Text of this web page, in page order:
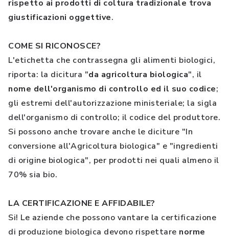
rispetto ai prodotti di coltura tradizionale trova
giustificazioni oggettive.
COME SI RICONOSCE?
L'etichetta che contrassegna gli alimenti biologici,
riporta: la dicitura "da agricoltura biologica", il
nome dell'organismo di controllo ed il suo codice;
gli estremi dell'autorizzazione ministeriale; la sigla
dell'organismo di controllo; il codice del produttore.
Si possono anche trovare anche le diciture "In
conversione all'Agricoltura biologica" e "ingredienti
di origine biologica", per prodotti nei quali almeno il
70% sia bio.
LA CERTIFICAZIONE E AFFIDABILE?
Si! Le aziende che possono vantare la certificazione
di produzione biologica devono rispettare norme